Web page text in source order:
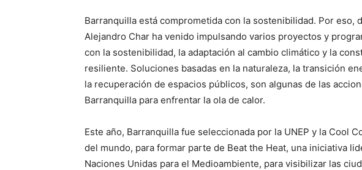
Barranquilla está comprometida con la sostenibilidad. Por eso,
Alejandro Char ha venido impulsando varios proyectos y
con la sostenibilidad, la adaptación al cambio climático y la
resiliente. Soluciones basadas en la naturaleza, la transición
la recuperación de espacios públicos, son algunas de las
Barranquilla para enfrentar la ola de calor.
Este año, Barranquilla fue seleccionada por la UNEP y la Cool
del mundo, para formar parte de Beat the Heat, una iniciativa
Naciones Unidas para el Medioambiente, para visibilizar las